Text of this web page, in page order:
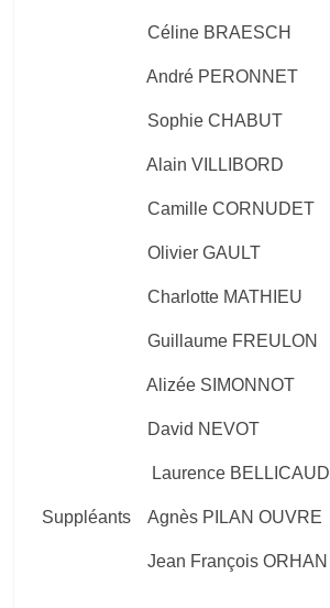
Céline BRAESCH
André PERONNET
Sophie CHABUT
Alain VILLIBORD
Camille CORNUDET
Olivier GAULT
Charlotte MATHIEU
Guillaume FREULON
Alizée SIMONNOT
David NEVOT
Laurence BELLICAUD
Suppléants Agnès PILAN OUVRE
Jean François ORHAN